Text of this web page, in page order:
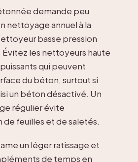
demande peu
nettoyage annuel à la
basse pression
les nettoyeurs haute
qui peuvent
du béton, surtout si
un béton désactivé. Un
régulier évite
de feuilles et de saletés.
un léger ratissage et
de temps en